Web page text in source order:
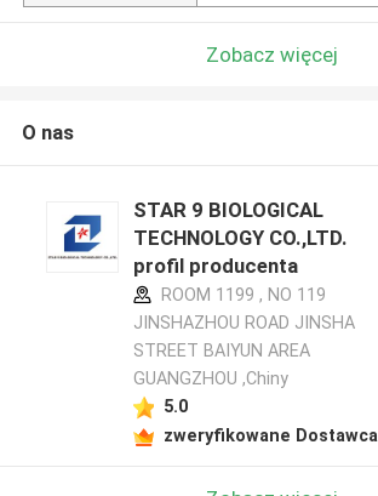
Zobacz więcej
O nas
STAR 9 BIOLOGICAL
TECHNOLOGY CO.,LTD.
profil producenta
ROOM 1199 , NO 119
JINSHAZHOU ROAD JINSHA
STREET BAIYUN AREA
GUANGZHOU ,Chiny
5.0
zweryfikowane Dostawca